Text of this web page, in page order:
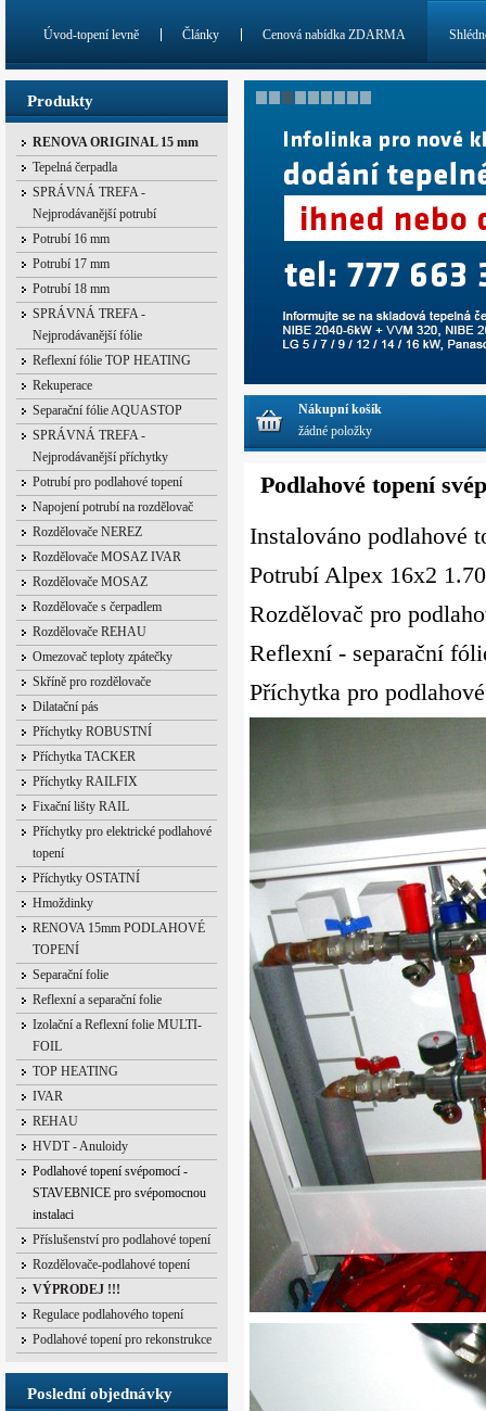
Produkty
RENOVA ORIGINAL 15 mm
Tepelná čerpadla
SPRÁVNÁ TREFA -
Nejprodávanější potrubí
Potrubí 16 mm
Potrubí 17 mm
Potrubí 18 mm
SPRÁVNÁ TREFA -
Nejprodávanější fólie
Reflexní fólie TOP HEATING
Rekuperace
Separační fólie AQUASTOP
SPRÁVNÁ TREFA -
Nejprodávanější příchytky
Potrubí pro podlahové topení
Napojení potrubí na rozdělovač
Rozdělovače NEREZ
Rozdělovače MOSAZ IVAR
Rozdělovače MOSAZ
Rozdělovače s čerpadlem
Rozdělovače REHAU
Omezovač teploty zpátečky
Skříně pro rozdělovače
Dilatační pás
Příchytky ROBUSTNÍ
Příchytka TACKER
Příchytky RAILFIX
Fixační lišty RAIL
Příchytky pro elektrické podlahové
topení
Příchytky OSTATNÍ
Hmoždinky
RENOVA 15mm PODLAHOVÉ
TOPENÍ
Separační folie
Reflexní a separační folie
Izolační a Reflexní folie MULTI-
FOIL
TOP HEATING
IVAR
REHAU
HVDT - Anuloidy
Podlahové topení svépomocí -
STAVEBNICE pro svépomocnou
instalaci
Příslušenství pro podlahové topení
Rozdělovače-podlahové topení
VÝPRODEJ !!!
Regulace podlahového topení
Podlahové topení pro rekonstrukce
Poslední objednávky
Podlahové topení
Instalováno podlahové
Potrubí Alpex 16x2
Rozdělovač pro
Reflexní - separační
Příchytka pro
Úvod-topení levně Články Cenová nabídka ZDARMA
Nákupní košík
žádné položky